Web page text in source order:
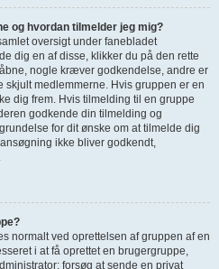
og hvordan tilmelder jeg mig?
oversigt under fanebladet
dig en af disse, klikker du på den rette
nogle kræver godkendelse, andre er
skjult medlemmerne. Hvis gruppen er en
dig frem. Hvis tilmelding til en gruppe
godkende din tilmelding og
for dit ønske om at tilmelde dig
ikke bliver godkendt,
normalt ved oprettelsen af gruppen af en
i at få oprettet en brugergruppe,
forsøg at sende en privat